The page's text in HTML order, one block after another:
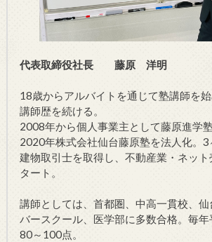
代表取締役社長 藤原 洋明
18歳からアルバイトを通じて塾講師を
講師歴を続ける。
2008年から個人事業主として藤原進学塾
2020年株式会社仙台藤原塾を法人化。
建物取引士を取得し、不動産業・ネッ
タート。
講師としては、首都圏、中高一貫校、
バースクール、医学部に多数合格。毎年
80～100点。